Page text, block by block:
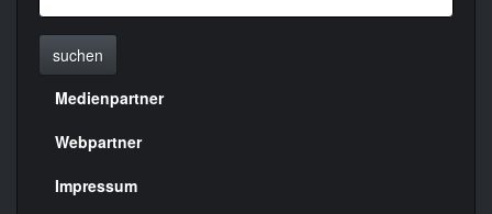
suchen
Menülinks
rechte
Seite
Medienpartner
Webpartner
Impressum